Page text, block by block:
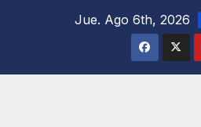
Jue. Ago 6th, 2026